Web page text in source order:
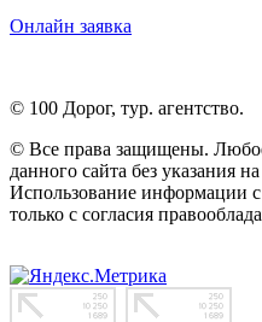
Онлайн заявка
© 100 Дорог, тур. агентство.
© Все права защищены.
данного сайта без указания
Использование информации
только с согласия